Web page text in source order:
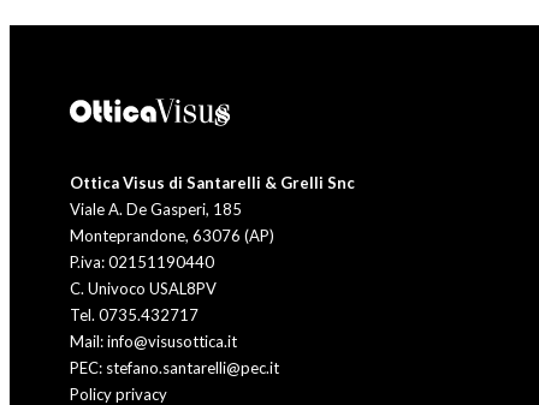
Ottica Visus di Santarelli & Grelli Snc
Viale A. De Gasperi, 185
Monteprandone, 63076 (AP)
P.iva: 02151190440
C. Univoco USAL8PV
Tel. 0735.432717
Mail: info@visusottica.it
PEC: stefano.santarelli@pec.it
Policy privacy